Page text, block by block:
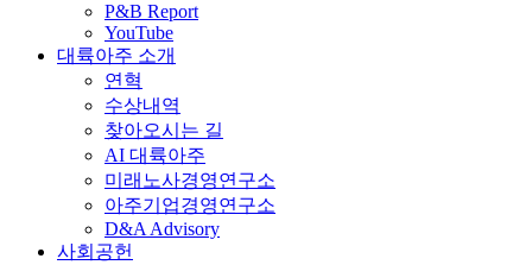
P&B Report
YouTube
대륙아주 소개
연혁
수상내역
찾아오시는 길
AI 대륙아주
미래노사경영연구소
아주기업경영연구소
D&A Advisory
사회공헌